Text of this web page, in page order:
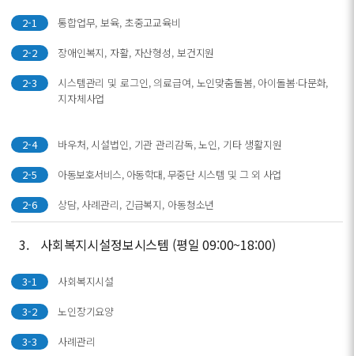
2-1
통합업무, 보육, 초중고교육비
2-2
장애인복지, 자활, 자산형성, 보건지원
2-3
시스템관리 및 로그인, 의료급여, 노인맞춤돌봄, 아이돌봄·다문화,
지자체사업
2-4
바우처, 시설법인, 기관 관리감독, 노인, 기타 생활지원
2-5
아동보호서비스, 아동학대, 무중단 시스템 및 그 외 사업
2-6
상담, 사례관리, 긴급복지, 아동청소년
3. 사회복지시설정보시스템 (평일 09:00~18:00)
3-1
사회복지시설
3-2
노인장기요양
3-3
사례관리